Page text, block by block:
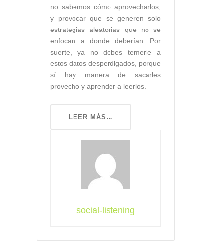
no sabemos cómo aprovecharlos,
y provocar que se generen solo
estrategias aleatorias que no se
enfocan a donde deberían. Por
suerte, ya no debes temerle a
estos datos desperdigados, porque
sí hay manera de sacarles
provecho y aprender a leerlos.
LEER MÁS…
social-listening